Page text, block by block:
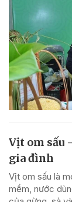
Vịt om sấu
gia đình
Vịt om sấu là
mềm, nước